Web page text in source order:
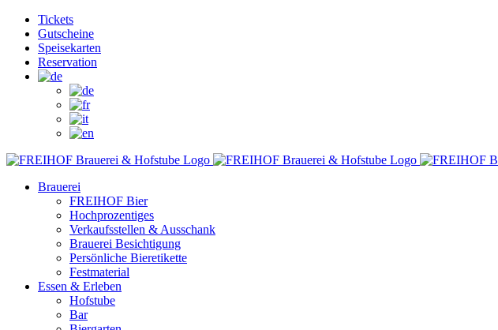
Zum
Inhalt
springen
Facebook
Instagram
YouTubeTickets
Gutscheine
Speisekarten
Reservation
Brauerei
FREIHOF Bier
Hochprozentiges
Verkaufsstellen & Ausschank
Brauerei Besichtigung
Persönliche Bieretikette
Festmaterial
Essen & Erleben
Hofstube
Bar